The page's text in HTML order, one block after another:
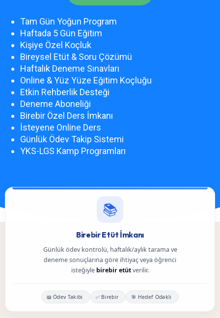
Tam Gün Yoğun Program
Haftada 5 Gün Eğitim
Kişiye Özel Koçluk
Bireysel Etüt & Soru Çözümü
Haftalık Deneme Sınavları
Online & Yüz Yüze Eğitim Koçluğu
Etkin Rehberlik Desteği
Deneme Aboneliği
Birebir Özel Ders İmkanı
İsteyene Online Ders
Günlük Ödev Takip Sistemi
YKS-LGS Kamp Programları
📚
Birebir Etüt İmkanı
Günlük ödev kontrolü, haftalık/aylık tarama ve
deneme sonuçlarına göre ihtiyaç veya öğrenci
isteğiyle birebir etütverilir.
📖 Ödev Takibi ✅ Birebir 🎯 Hedef Odaklı